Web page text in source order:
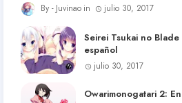
Juvinao julio 30, 2017
Seirei Tsukai no Blade
español
julio 30, 2017
Owarimonogatari 2: